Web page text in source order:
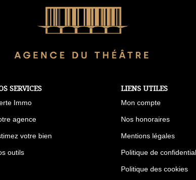
SERVICES
Immo
agence
votre bien
outils
LIENS UTILES
Mon compte
Nos honoraires
Mentions légales
Politique de
Politique des cookies